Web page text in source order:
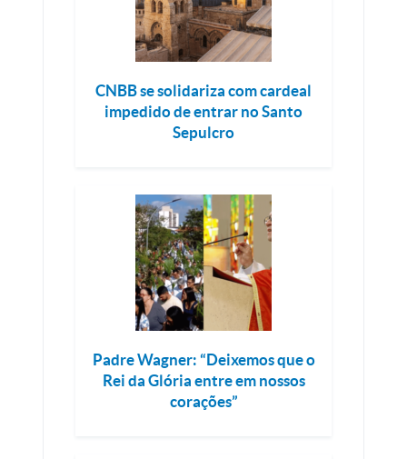
CNBB se solidariza com cardeal
impedido de entrar no Santo
Sepulcro
Padre Wagner: “Deixemos que o
Rei da Glória entre em nossos
corações”